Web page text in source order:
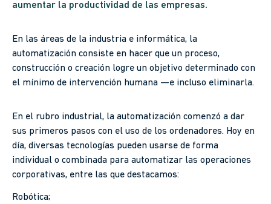
aumentar la productividad de las empresas.
En las áreas de la industria e informática, la
automatización consiste en hacer que un proceso,
construcción o creación logre un objetivo determinado con
el mínimo de intervención humana —e incluso eliminarla.
En el rubro industrial, la automatización comenzó a dar
sus primeros pasos con el uso de los ordenadores. Hoy en
día, diversas tecnologías pueden usarse de forma
individual o combinada para automatizar las operaciones
corporativas, entre las que destacamos:
Robótica;